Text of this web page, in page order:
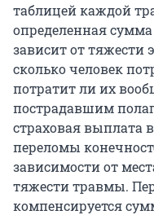
таблицей каждой
определенная
зависит от тяжести
сколько человек
потратит ли их
пострадавшим
страховая выплата
переломы
зависимости от
тяжести травмы.
компенсируется